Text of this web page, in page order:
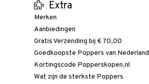
Extra
Merken
Aanbiedingen
Gratis Verzending bij € 70,00
Goedkoopste Poppers van Nederland
Kortingscode Popperskopen.nl
Wat zijn de sterkste Poppers